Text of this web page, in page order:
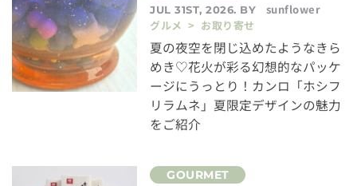
JUL 31ST, 2026. BY
sunflower
グルメ > お取り寄せ
夏の夜空を閉じ込めたようなきら
めき♡花火が彩る幻想的なパッケ
ージにうっとり！カンロ「ホシフ
リラムネ」夏限定デザインの魅力
をご紹介